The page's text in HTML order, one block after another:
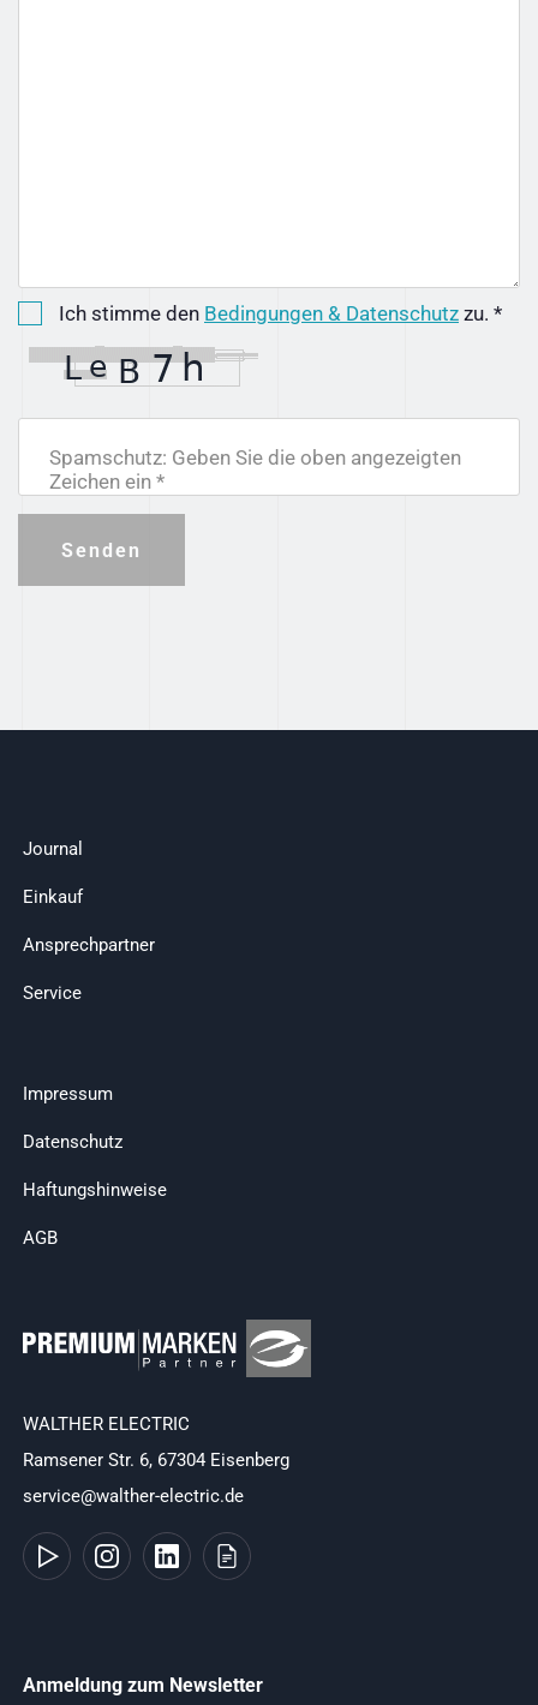
Ich stimme den Bedingungen & Datenschutz zu. *
Spamschutz: Geben Sie die oben angezeigten
Zeichen ein *
Senden
Journal
Einkauf
Ansprechpartner
Service
Impressum
Datenschutz
Haftungshinweise
AGB
WALTHER ELECTRIC
Ramsener Str. 6, 67304 Eisenberg
service@walther-electric.de
Anmeldung zum Newsletter